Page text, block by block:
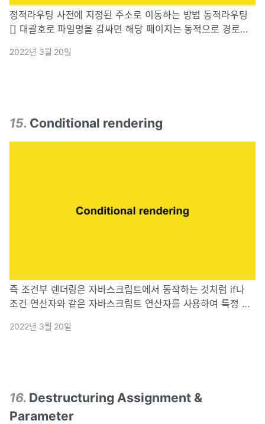
정적라우팅 사전에 지정된 주소로 이동하는 방법 동적라우팅
[] 대괄호로 파일명을 감싸면 해당 페이지는 동적으로 경로가
의 주소를 대입하면 대입한 주소를 쿼리명으로 갖는 페이지로
2022년 3월 20일
15. Conditional rendering
즉 조건부 렌더링은 자바스크립트에서 동작하는 것처럼 if나
조건 연산자와 같은 자바스크립트 연산자를 사용하여 특정 조
2022년 3월 20일
16. Destructuring Assignment &
Parameter